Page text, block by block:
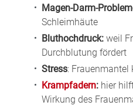
Magen-Darm-
Schleimhäute
Bluthochdruck: weil
Durchblutung fördert
Stress: Frauenmantel
Krampfadern: hier
Wirkung des